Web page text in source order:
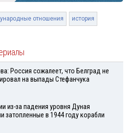
отношения история
Россия сожалеет, что Белград не
на выпады Стефанчука
из-за падения уровня Дуная
затопленные в 1944 году корабли